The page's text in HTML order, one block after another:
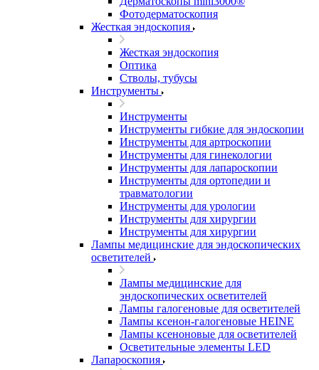
Фотодерматоскопия
Жесткая эндоскопия
Жесткая эндоскопия
Оптика
Стволы, тубусы
Инструменты
Инструменты
Инструменты гибкие для эндоскопии
Инструменты для артроскопии
Инструменты для гинекологии
Инструменты для лапароскопии
Инструменты для ортопедии и
травматологии
Инструменты для урологии
Инструменты для хирургии
Инструменты для хирургии
Лампы медицинские для эндоскопических
осветителей
Лампы медицинские для
эндоскопических осветителей
Лампы галогеновые для осветителей
Лампы ксенон-галогеновые HEINE
Лампы ксеноновые для осветителей
Осветительные элементы LED
Лапароскопия